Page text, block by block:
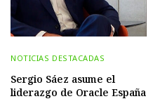
NOTICIAS DESTACADAS
Sergio Sáez asume el
liderazgo de Oracle España